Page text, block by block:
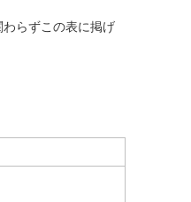
らずこの表に掲げ